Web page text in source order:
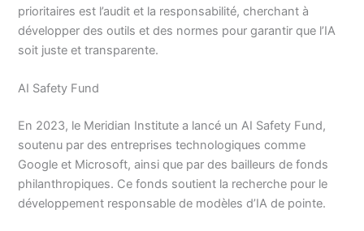
prioritaires est l’audit et la responsabilité, cherchant à
développer des outils et des normes pour garantir que l’IA
soit juste et transparente.
AI Safety Fund
En 2023, le Meridian Institute a lancé un AI Safety Fund,
soutenu par des entreprises technologiques comme
Google et Microsoft, ainsi que par des bailleurs de fonds
philanthropiques. Ce fonds soutient la recherche pour le
développement responsable de modèles d’IA de pointe.